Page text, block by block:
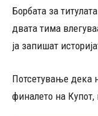
Борбата за
двата тима
ја запишат
Потсетување дека
финалето на Купот,